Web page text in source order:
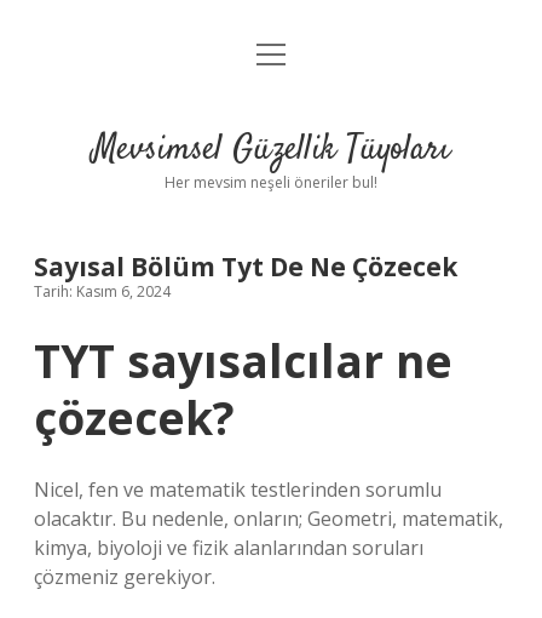
Anasayfa
Yasal Uyarı
menüyü
Mevsimsel Güzellik Tüyoları
Her mevsim neşeli öneriler bul!
Sayısal Bölüm Tyt De Ne Çözecek
Tarih: Kasım 6, 2024
TYT sayısalcılar ne
çözecek?
Nicel, fen ve matematik testlerinden sorumlu
olacaktır. Bu nedenle, onların; Geometri, matematik,
kimya, biyoloji ve fizik alanlarından soruları
çözmeniz gerekiyor.